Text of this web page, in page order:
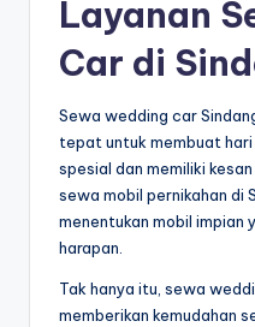
Layanan
Car di
Sewa wedding car
tepat untuk membuat hari
spesial dan memiliki
sewa mobil pernikahan di
menentukan mobil impian
harapan.
Tak hanya itu, sewa
memberikan kemudahan